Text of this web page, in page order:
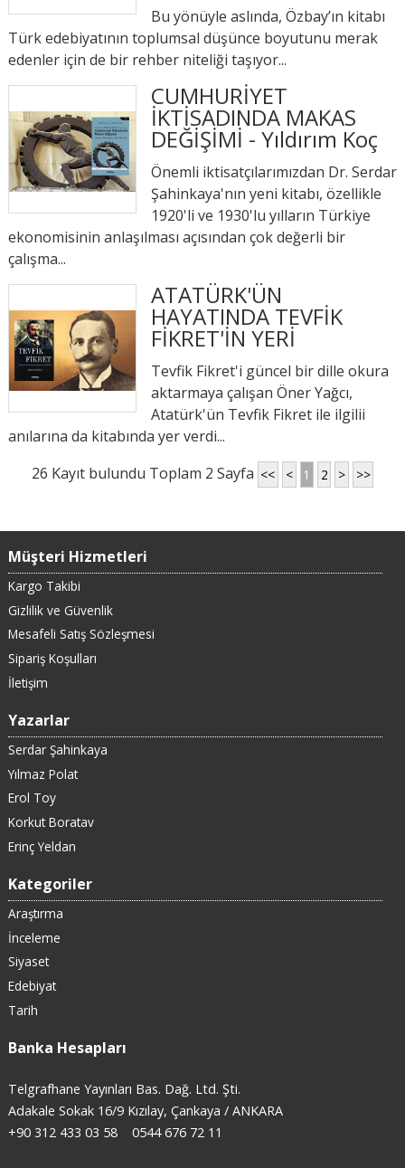
Bu yönüyle aslında, Özbay’ın kitabı
Türk edebiyatının toplumsal düşünce boyutunu merak
edenler için de bir rehber niteliği taşıyor...
CUMHURİYET
İKTİSADINDA MAKAS
DEĞİŞİMİ - Yıldırım Koç
Önemli iktisatçılarımızdan Dr. Serdar
Şahinkaya'nın yeni kitabı, özellikle
1920'li ve 1930'lu yılların Türkiye
ekonomisinin anlaşılması açısından çok değerli bir
çalışma...
ATATÜRK'ÜN
HAYATINDA TEVFİK
FİKRET'İN YERİ
Tevfik Fikret'i güncel bir dille okura
aktarmaya çalışan Öner Yağcı,
Atatürk'ün Tevfik Fikret ile ilgilii
anılarına da kitabında yer verdi...
26 Kayıt bulundu Toplam 2 Sayfa << < 1 2 > >>
Müşteri Hizmetleri
Kargo Takibi
Gizlilik ve Güvenlik
Mesafeli Satış Sözleşmesi
Sipariş Koşulları
İletişim
Yazarlar
Serdar Şahinkaya
Yılmaz Polat
Erol Toy
Korkut Boratav
Erinç Yeldan
Kategoriler
Araştırma
İnceleme
Siyaset
Edebiyat
Tarih
Banka Hesapları
Telgrafhane Yayınları Bas. Dağ. Ltd. Şti.
Adakale Sokak 16/9 Kızılay, Çankaya / ANKARA
+90 312 433 03 58
0544 676 72 11